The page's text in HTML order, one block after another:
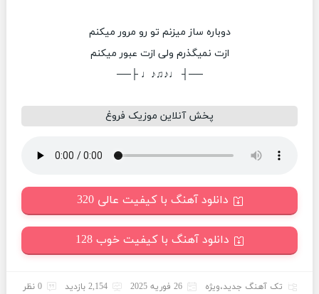
دوباره ساز میزنم تو رو مرور میکنم
ازت نمیگذرم ولی ازت عبور میکنم
──┤ ♩♪♫♪♩ ├──
پخش آنلاین موزیک فروغ
دانلود آهنگ با کیفیت عالی 320
دانلود آهنگ با کیفیت خوب 128
تک آهنگ جدید،ویژه 26 فوریه 2025 2,154 بازدید 0 نظر